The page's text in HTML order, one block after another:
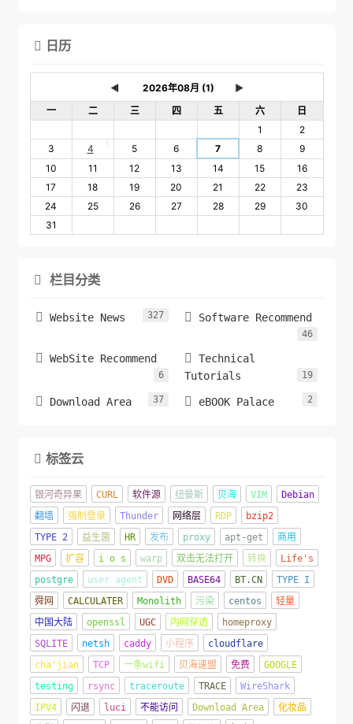
 日历
◄
►
一
二 三 四 五 六
日
1
2
3
4 1 5 6 7 8
9
10
11 12 13 14 15
16
17
18 19 20 21 22
23
24
25 26 27 28 29
30
31
 栏目分类
 Website News 327  Software Recommend
46
 WebSite Recommend
6

Technical
Tutorials
19
 Download Area 37  eBOOK Palace 2
 标签云
银河奇异果 CURL 软件源 纽曼斯 贝海 VIM
Debian
翻墙
强制登录 Thunder 网络层 RDP
bzip2
TYPE 2
益生菌 HR 发布 proxy apt-get
商用
MPG
扩容 i o s warp 双击无法打开 转换
Life's
postgre
user agent DVD BASE64 BT.CN
TYPE I
舜网
CALCULATER Monolith 污染 centos
轻量
中国大陆
openssl UGC 内网穿透
homeproxy
SQLITE
netsh caddy 小程序
cloudflare
cha'jian
TCP 一条wifi 贝海速盟 免费
GOOGLE
testing
rsync traceroute TRACE
WireShark
IPV4
闪退 luci 不能访问 Download Area
化妆品